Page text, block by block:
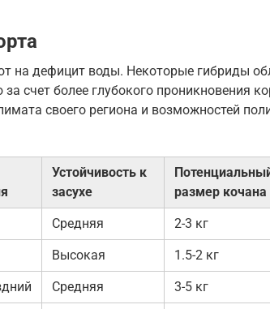
на дефицит воды. Некоторые гибриды
счет более глубокого проникновения
своего региона и возможностей
Устойчивость к
засухе
размер кочана
Средняя 2-3 кг
Высокая 1.5-2 кг
Средняя 3-5 кг